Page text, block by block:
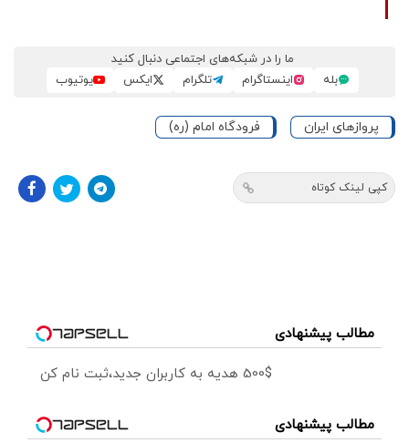
ما را در شبکه‌های اجتماعی دنبال کنید
بله
اینستاگرام تلگرام ایکس یوتیوب
پروازهای ایران فرودگاه امام‌ (ره)
کپی لینک کوتاه
مطالب پیشنهادی
500$ هدیه به کاربران جدید،ثبت نام کن
مطالب پیشنهادی